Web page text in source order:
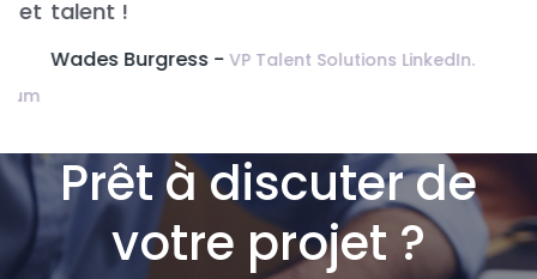
talent !
Wades Burgress -VP Talent Solutions LinkedIn.
Prêt à discuter de
votre projet ?